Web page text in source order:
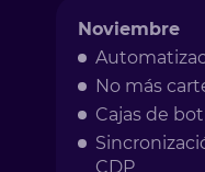
Noviembre
No más
Cajas de
CDP